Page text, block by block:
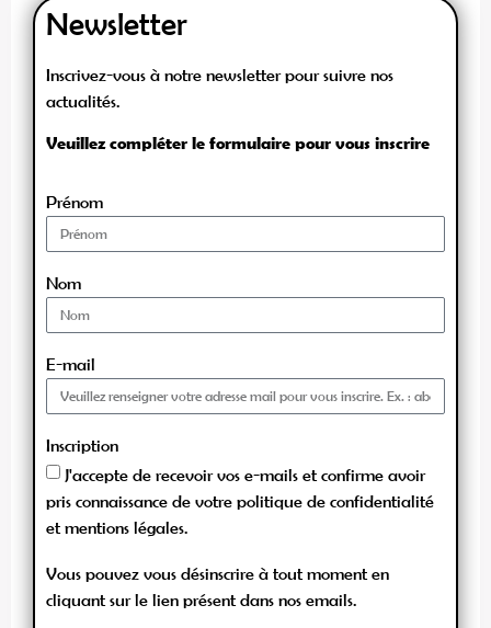
Newsletter
Inscrivez-vous à notre newsletter pour suivre nos
actualités.
Veuillez compléter le formulaire pour vous inscrire
Prénom
Nom
E-mail
Inscription
J'accepte de recevoir vos e-mails et confirme avoir
pris connaissance de votre politique de confidentialité
et mentions légales.
Vous pouvez vous désinscrire à tout moment en
cliquant sur le lien présent dans nos emails.